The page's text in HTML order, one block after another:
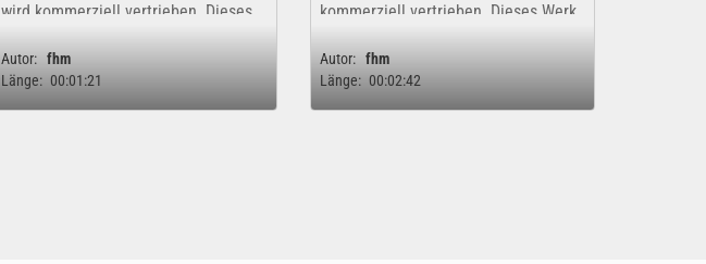
wird kommerziell vertrieben. Dieses
rechtlich für eine rein private,...
Autor: fhm
Länge: 00:01:21
kommerziell vertrieben. Dieses Werk
rechtlich für eine rein private,...
Autor: fhm
Länge: 00:02:42